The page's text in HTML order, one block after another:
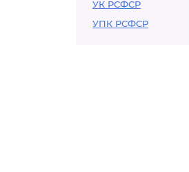
УК РСФСР
УПК РСФСР